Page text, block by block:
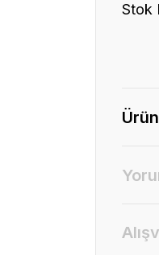
Stok